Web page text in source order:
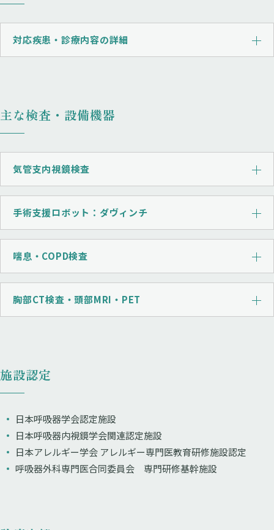
対応疾患・診療内容の詳細
主な検査・設備機器
気管支内視鏡検査
手術支援ロボット：ダヴィンチ
喘息・COPD検査
胸部CT検査・頭部MRI・PET
施設認定
日本呼吸器学会認定施設
日本呼吸器内視鏡学会関連認定施設
日本アレルギー学会 アレルギー専門医教育研修施設認定
呼吸器外科専門医合同委員会 専門研修基幹施設